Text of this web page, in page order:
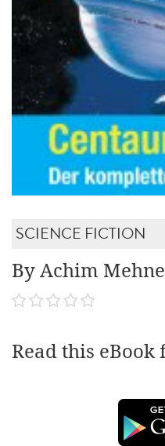
SCIENCE FICTION
By Achim
Read this